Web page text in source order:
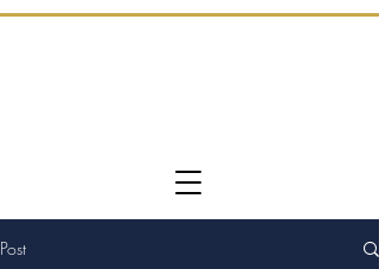
Post